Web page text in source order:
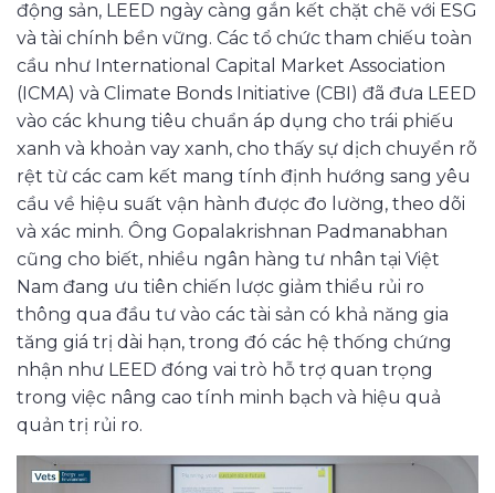
động sản, LEED ngày càng gắn kết chặt chẽ với ESG
và tài chính bền vững. Các tổ chức tham chiếu toàn
cầu như International Capital Market Association
(ICMA) và Climate Bonds Initiative (CBI) đã đưa LEED
vào các khung tiêu chuẩn áp dụng cho trái phiếu
xanh và khoản vay xanh, cho thấy sự dịch chuyển rõ
rệt từ các cam kết mang tính định hướng sang yêu
cầu về hiệu suất vận hành được đo lường, theo dõi
và xác minh. Ông Gopalakrishnan Padmanabhan
cũng cho biết, nhiều ngân hàng tư nhân tại Việt
Nam đang ưu tiên chiến lược giảm thiểu rủi ro
thông qua đầu tư vào các tài sản có khả năng gia
tăng giá trị dài hạn, trong đó các hệ thống chứng
nhận như LEED đóng vai trò hỗ trợ quan trọng
trong việc nâng cao tính minh bạch và hiệu quả
quản trị rủi ro.